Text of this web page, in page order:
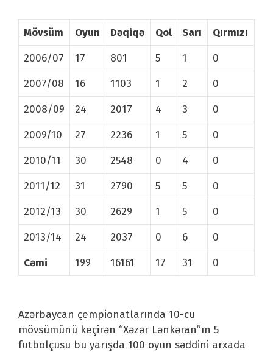
Mövsüm Oyun Dəqiqə Qol Sarı
Qırmızı
2006/07
17 801 5 1
0
2007/08
16 1103 1 2
0
2008/09
24 2017 4 3
0
2009/10
27 2236 1 5
0
2010/11
30 2548 0 4
0
2011/12
31 2790 5 5
0
2012/13
30 2629 1 5
0
2013/14
24 2037 0 6
0
Cəmi
199 16161 17 31 0
Azərbaycan çempionatlarında 10-cu
mövsümünü keçirən “Xəzər Lənkəran”ın 5
futbolçusu bu yarışda 100 oyun səddini arxada